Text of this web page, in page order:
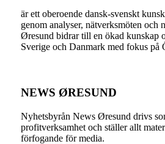
är ett oberoende dansk-svenskt
genom analyser, nätverksmöten och
Øresund bidrar till en ökad kunskap
Sverige och Danmark med fokus på
NEWS ØRESUND
Nyhetsbyrån News Øresund drivs
profitverksamhet och ställer allt
förfogande för media.